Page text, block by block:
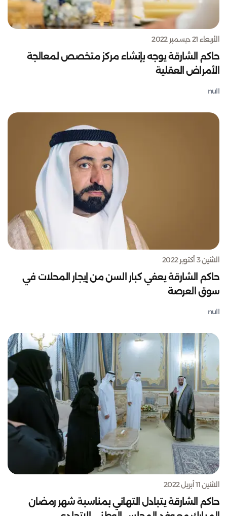
الأربعاء 21 ديسمبر 2022
حاكم الشارقة يوجه بإنشاء مركز متخصص لمعالجة
الأمراض العقلية
null
الاثنين 3 أكتوبر 2022
حاكم الشارقة يعفي كبار السن من إيجار المحلات في
سوق العرصة
null
الاثنين 11 أبريل 2022
حاكم الشارقة يتبادل التهاني بمناسبة شهر رمضان